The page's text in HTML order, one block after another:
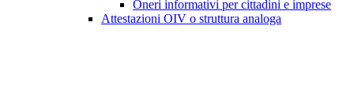
Oneri informativi per cittadini e imprese
Attestazioni OIV o struttura analoga